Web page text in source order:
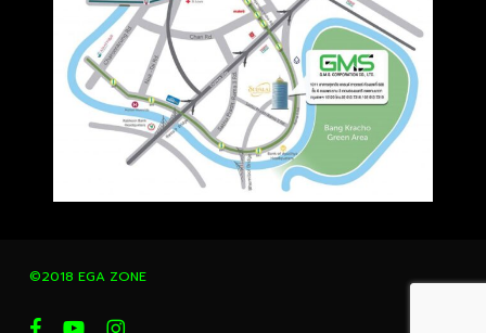
©2018 EGA ZONE
facebookyoutubeinstagram